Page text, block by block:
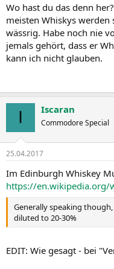
Wo hast du das denn
meisten Whiskys
wässrig. Habe noch nie
jemals gehört, dass er
kann ich nicht glauben.
I Iscaran
Commodore Special
25.04.2017
Im Edinburgh Whiskey
https://en.wikipedia.org/
Generally speaking
diluted to 20-30%
EDIT: Wie gesagt - bei